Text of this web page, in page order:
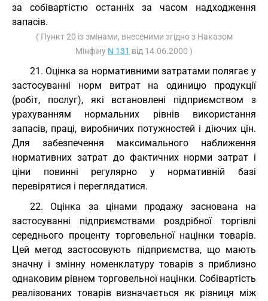
за собівартістю останніх за часом надходження
запасів.
( Пункт 20 із змінами, внесеними згідно з Наказом
Мінфіну N 131 від 14.06.2000 )
21. Оцінка за нормативними затратами полягає у
застосуванні норм витрат на одиницю продукції
(робіт, послуг), які встановлені підприємством з
урахуванням нормальних рівнів використання
запасів, праці, виробничих потужностей і діючих цін.
Для забезпечення максимального наближення
нормативних затрат до фактичних норми затрат і
ціни повинні регулярно у нормативній базі
перевірятися і переглядатися.
22. Оцінка за цінами продажу заснована на
застосуванні підприємствами роздрібної торгівлі
середнього проценту торговельної націнки товарів.
Цей метод застосовують підприємства, що мають
значну і змінну номенклатуру товарів з приблизно
однаковим рівнем торговельної націнки. Собівартість
реалізованих товарів визначається як різниця між